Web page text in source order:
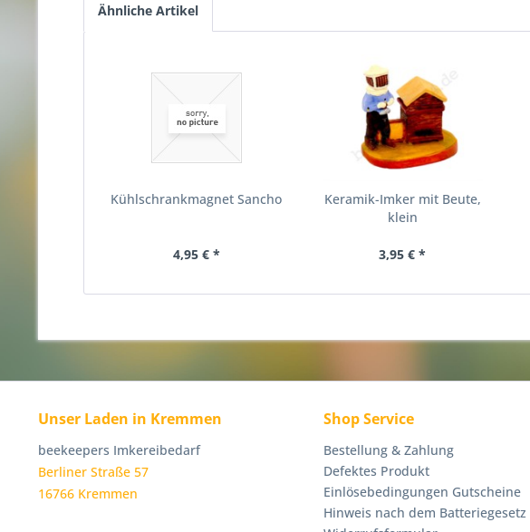
Ähnliche Artikel
Kühlschrankmagnet Sancho
4,95 € *
Keramik-Imker mit Beute,
klein
3,95 € *
Unser Laden in Kremmen
beekeepers Imkereibedarf
Berliner Straße 57
16766 Kremmen
Shop Service
Bestellung & Zahlung
Defektes Produkt
Einlösebedingungen Gutscheine
Hinweis nach dem Batteriegesetz